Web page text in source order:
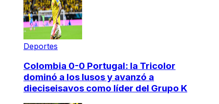
Deportes
Colombia 0-0 Portugal: la Tricolor
dominó a los lusos y avanzó a
dieciseisavos como líder del Grupo K